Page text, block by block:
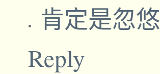
肯定是忽悠
Reply